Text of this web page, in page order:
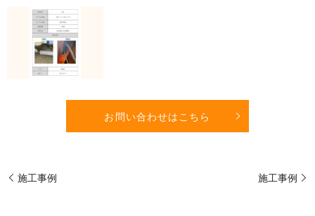
お問い合わせはこちら
施工事例 施工事例